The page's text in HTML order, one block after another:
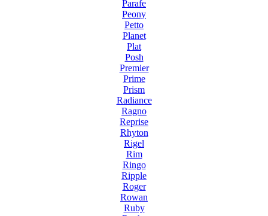
Parafe
Peony
Petto
Planet
Plat
Posh
Premier
Prime
Prism
Radiance
Ragno
Reprise
Rhyton
Rigel
Rim
Ringo
Ripple
Roger
Rowan
Ruby